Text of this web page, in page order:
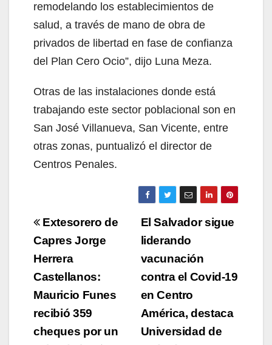
remodelando los establecimientos de
salud, a través de mano de obra de
privados de libertad en fase de confianza
del Plan Cero Ocio”, dijo Luna Meza.
Otras de las instalaciones donde está
trabajando este sector poblacional son en
San José Villanueva, San Vicente, entre
otras zonas, puntualizó el director de
Centros Penales.
Navegación
de
entradas
El Salvador sigue
liderando
vacunación
contra el Covid-19
en Centro
América, destaca
Universidad de
Extesorero de
Capres Jorge
Herrera
Castellanos:
Mauricio Funes
recibió 359
cheques por un